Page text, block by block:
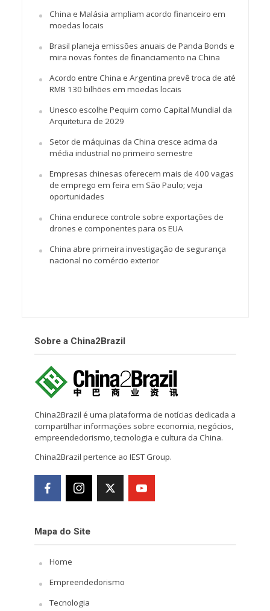
China e Malásia ampliam acordo financeiro em
moedas locais
Brasil planeja emissões anuais de Panda Bonds e
mira novas fontes de financiamento na China
Acordo entre China e Argentina prevê troca de até
RMB 130 bilhões em moedas locais
Unesco escolhe Pequim como Capital Mundial da
Arquitetura de 2029
Setor de máquinas da China cresce acima da
média industrial no primeiro semestre
Empresas chinesas oferecem mais de 400 vagas
de emprego em feira em São Paulo; veja
oportunidades
China endurece controle sobre exportações de
drones e componentes para os EUA
China abre primeira investigação de segurança
nacional no comércio exterior
Sobre a China2Brazil
China2Brazil é uma plataforma de notícias dedicada a
compartilhar informações sobre economia, negócios,
empreendedorismo, tecnologia e cultura da China.
China2Brazil pertence ao IEST Group.
Mapa do Site
Home
Empreendedorismo
Tecnologia